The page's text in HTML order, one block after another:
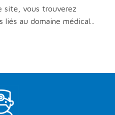
site, vous trouverez
au domaine médical...